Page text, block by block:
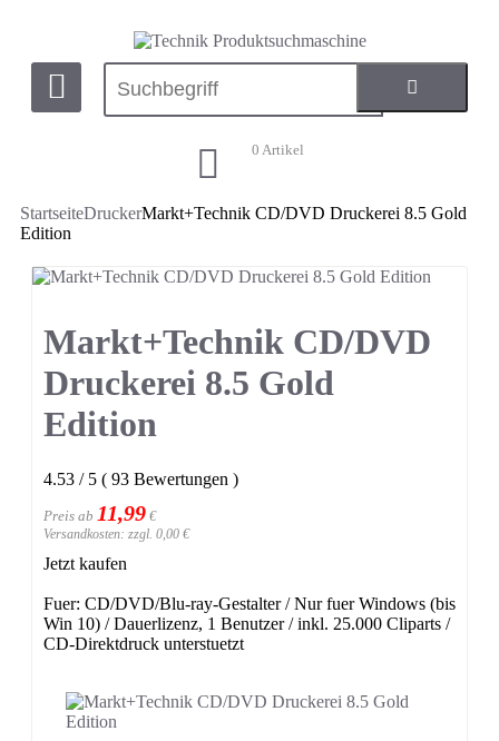
0 Artikel
StartseiteDruckerMarkt+Technik CD/DVD Druckerei 8.5 Gold
Edition
Markt+Technik CD/DVD
Druckerei 8.5 Gold
Edition
4.53 / 5 ( 93 Bewertungen )
Preis ab 11,99 €
Versandkosten: zzgl. 0,00 €
Jetzt kaufen
Fuer: CD/DVD/Blu-ray-Gestalter / Nur fuer Windows (bis
Win 10) / Dauerlizenz, 1 Benutzer / inkl. 25.000 Cliparts /
CD-Direktdruck unterstuetzt